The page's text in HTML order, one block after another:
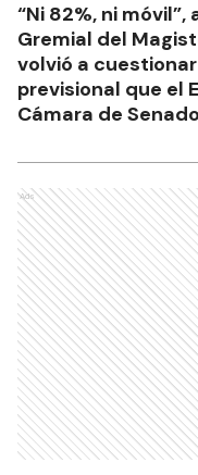
“Ni 82%, ni
Gremial del
volvió a
previsional que el
Cámara de
Ads